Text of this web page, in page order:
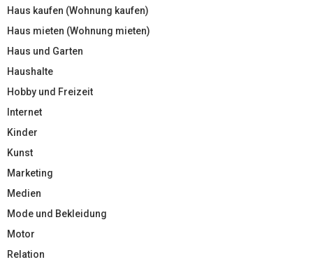
Haus kaufen (Wohnung kaufen)
Haus mieten (Wohnung mieten)
Haus und Garten
Haushalte
Hobby und Freizeit
Internet
Kinder
Kunst
Marketing
Medien
Mode und Bekleidung
Motor
Relation